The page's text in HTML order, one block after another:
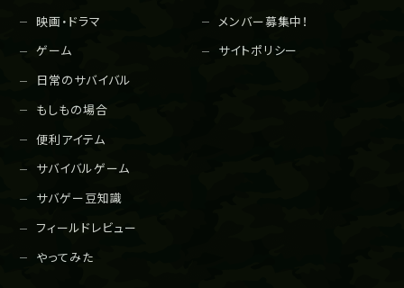
映画・ドラマ
ゲーム
日常のサバイバル
もしもの場合
便利アイテム
サバイバルゲーム
サバゲー豆知識
フィールドレビュー
やってみた
メンバー募集中！
サイトポリシー